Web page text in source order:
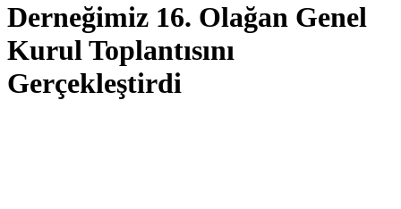
Derneğimiz 16. Olağan Genel
Kurul Toplantısını
Gerçekleştirdi